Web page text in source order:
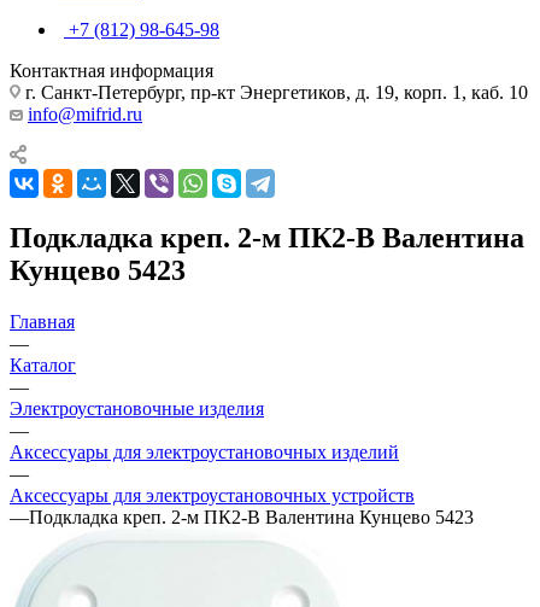
+7 (812) 98-645-98
Контактная информация
г. Санкт-Петербург, пр-кт Энергетиков, д. 19, корп. 1, каб. 10
info@mifrid.ru
Подкладка креп. 2-м ПК2-В Валентина
Кунцево 5423
Главная
—
Каталог
—
Электроустановочные изделия
—
Аксессуары для электроустановочных изделий
—
Аксессуары для электроустановочных устройств
—Подкладка креп. 2-м ПК2-В Валентина Кунцево 5423